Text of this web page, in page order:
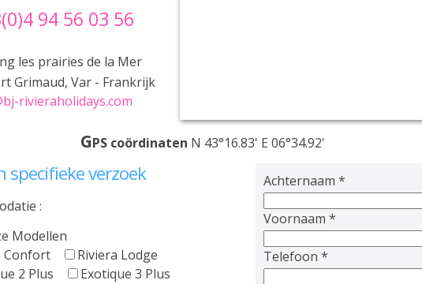
94 56 03 56
les prairies de la Mer
Grimaud, Var - Frankrijk
rivieraholidays.com
GPS coördinaten N 43°16.83' E 06°34.92'
specifieke verzoek
:
Modellen
Confort
Riviera Lodge
2 Plus
Exotique 3 Plus
Achternaam *
Voornaam *
Telefoon *